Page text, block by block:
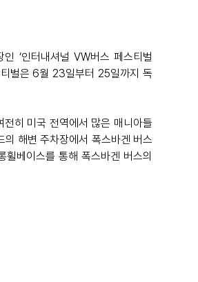
‘인터내셔널 VW버스 페스티벌
벌은 6월 23일부터 25일까지 독
히 미국 전역에서 많은 매니아들
해변 주차장에서 폭스바겐 버스
베이스를 통해 폭스바겐 버스의